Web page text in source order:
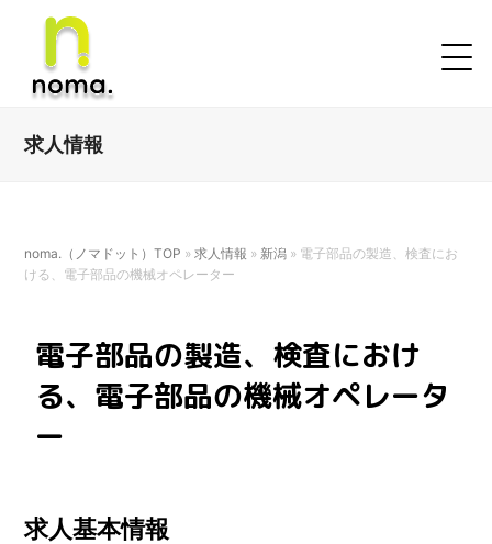
求人情報
noma.（ノマドット）TOP »求人情報 » 新潟 » 電子部品の製造、検査にお
ける、電子部品の機械オペレーター
電子部品の製造、検査におけ
る、電子部品の機械オペレータ
ー
求人基本情報